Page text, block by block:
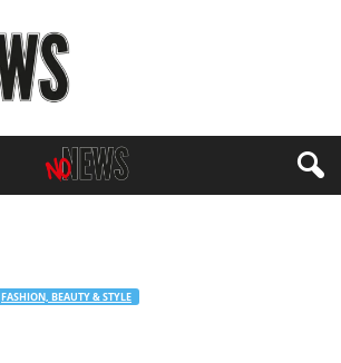
FASHION, BEAUTY & STYLE